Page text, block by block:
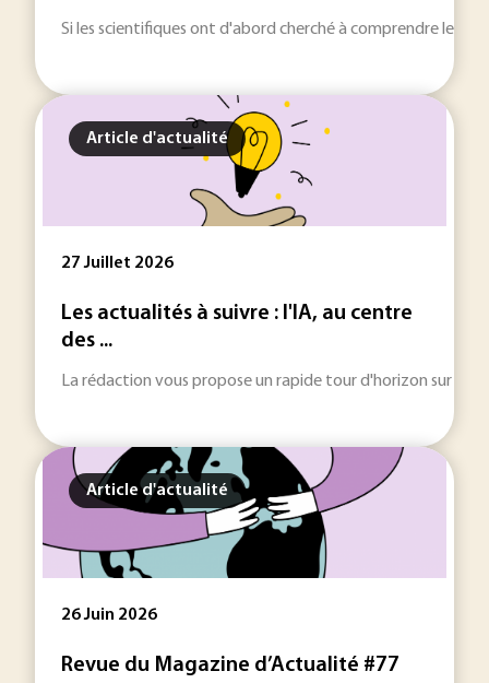
Si les scientifiques ont d'abord cherché à comprendre les
Article d'actualité
27 Juillet 2026
Les actualités à suivre : l'IA, au centre
des ...
La rédaction vous propose un rapide tour d'horizon sur les
Article d'actualité
26 Juin 2026
Revue du Magazine d’Actualité #77